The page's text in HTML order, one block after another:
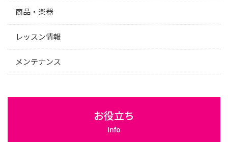
商品・楽器
レッスン情報
メンテナンス
お役立ち
Info